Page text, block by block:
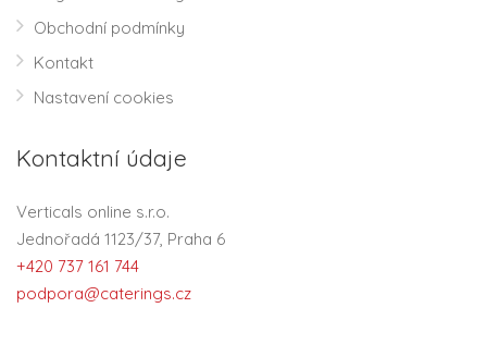
Obchodní podmínky
Kontakt
Nastavení cookies
Kontaktní údaje
Verticals online s.r.o.
Jednořadá 1123/37, Praha 6
+420 737 161 744
podpora@caterings.cz